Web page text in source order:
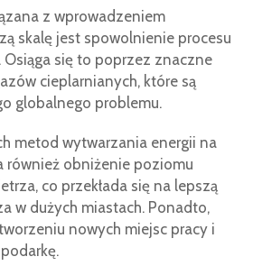
z wprowadzeniem
skalę jest spowolnienie procesu
się to poprzez znaczne
cieplarnianych, które są
globalnego problemu.
metod wytwarzania energii na
obniżenie poziomu
co przekłada się na lepszą
w dużych miastach. Ponadto,
nowych miejsc pracy i